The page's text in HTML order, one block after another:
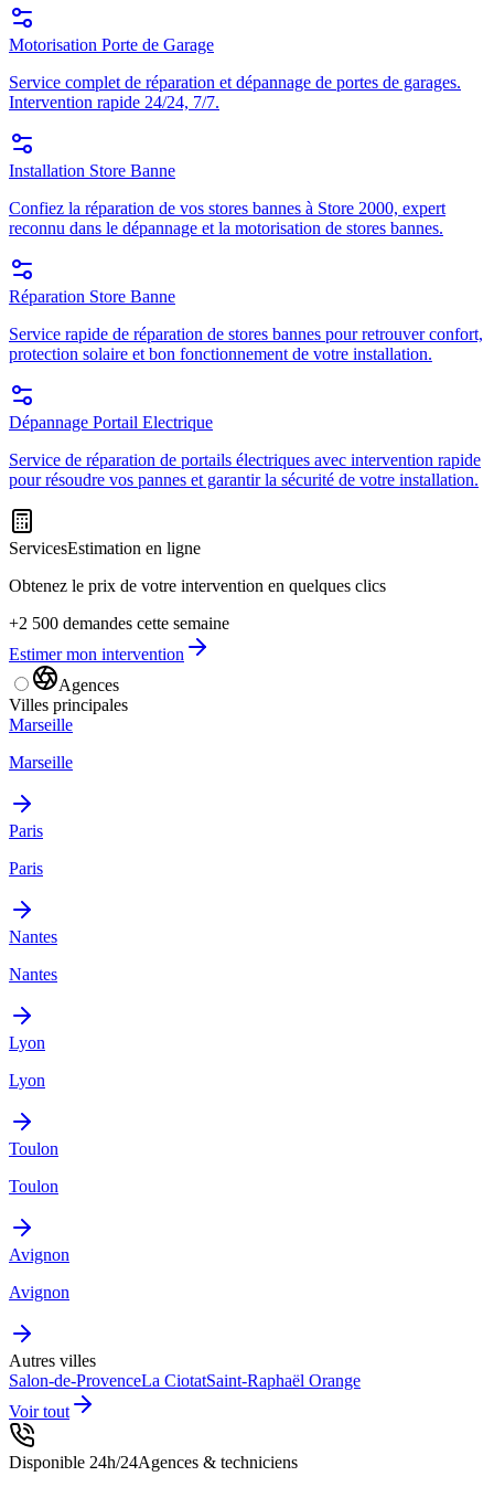
Motorisation Porte de Garage
Service complet de réparation et dépannage de portes de garages.
Intervention rapide 24/24, 7/7.
Installation Store Banne
Confiez la réparation de vos stores bannes à Store 2000, expert
reconnu dans le dépannage et la motorisation de stores bannes.
Réparation Store Banne
Service rapide de réparation de stores bannes pour retrouver confort,
protection solaire et bon fonctionnement de votre installation.
Dépannage Portail Electrique
Service de réparation de portails électriques avec intervention rapide
pour résoudre vos pannes et garantir la sécurité de votre installation.
ServicesEstimation en ligne
Obtenez le prix de votre intervention en quelques clics
+2 500 demandes cette semaine
Estimer mon intervention
Agences
Villes principales
Marseille
Marseille
Paris
Paris
Nantes
Nantes
Lyon
Lyon
Toulon
Toulon
Avignon
Avignon
Autres villes
Salon-de-ProvenceLa CiotatSaint-Raphaël Orange
Voir tout
Disponible 24h/24Agences & techniciens